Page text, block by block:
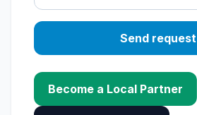
Send request
Become a Local Partner